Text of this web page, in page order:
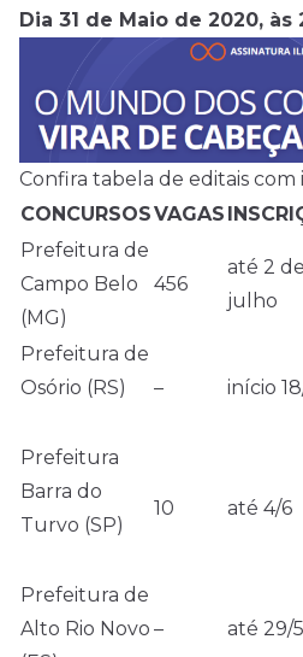
Dia 31 de Maio de 2020, às
Confira tabela de editais com
CONCURSOSVAGAS
Prefeitura de
Campo Belo
(MG)
456
até 2 de
julho
Prefeitura de
Osório (RS)
– início
Prefeitura
Barra do
Turvo (SP)
10 até 4/6
Prefeitura de
Alto Rio Novo – até 29/5